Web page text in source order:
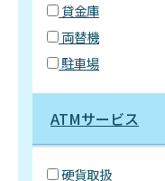
貸金庫
両替機
駐車場
ATMサービス
硬貨取扱